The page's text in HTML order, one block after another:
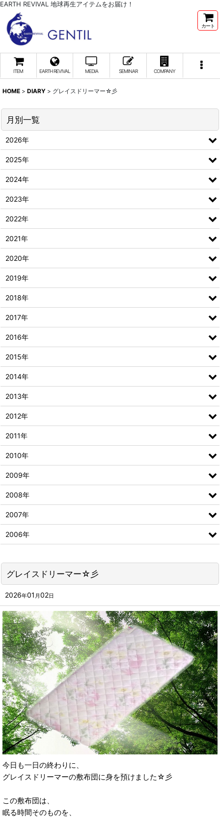
EARTH REVIVAL 地球再生アイテムをお届け！
カート
ITEM EARTH REVIVAL MEDIA SEMINAR COMPANY
HOME > DIARY > グレイスドリーマー☆彡
グレイスドリーマー☆彡
2026年01 月 02日
今日も一日の終わりに、
グレイスドリーマーの敷布団に身を預けました☆彡
この敷布団は、
眠る時間そのものを、
月別一覧
2026年
2025年
2024年
2023年
2022年
2021年
2020年
2019年
2018年
2017年
2016年
2015年
2014年
2013年
2012年
2011年
2010年
2009年
2008年
2007年
2006年